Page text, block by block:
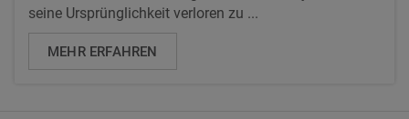
seine Ursprünglichkeit verloren zu ...
MEHR ERFAHREN